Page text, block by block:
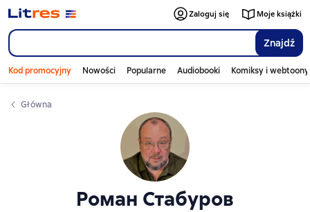
Znajdź
Zaloguj się Moje książki
Kod promocyjny Nowości Popularne Audiobooki Komiksy i webtoony
Główna
Роман Стабуров
Слайдер с книгами